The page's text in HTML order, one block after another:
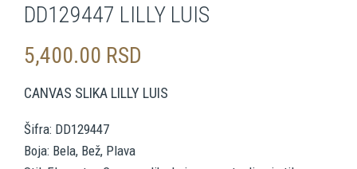
DD129447 LILLY LUIS
5,400.00 RSD
CANVAS SLIKA LILLY LUIS
Šifra: DD129447
Boja: Bela, Bež, Plava